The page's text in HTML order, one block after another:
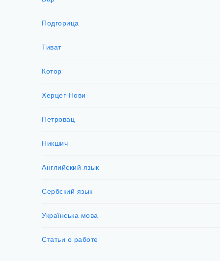
Подгорица
Тиват
Котор
Херцег-Нови
Петровац
Никшич
Английский язык
Сербский язык
Українська мова
Статьи о работе